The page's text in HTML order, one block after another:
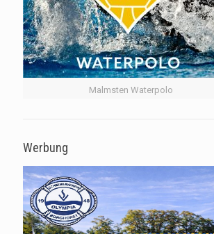
Malmsten Waterpolo
Werbung